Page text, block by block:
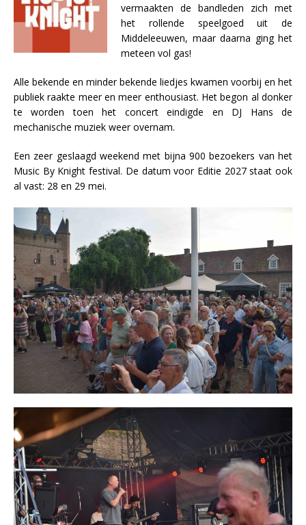
vermaakten de bandleden zich met
het rollende speelgoed uit de
Middeleeuwen, maar daarna ging het
meteen vol gas!
Alle bekende en minder bekende liedjes kwamen voorbij en het
publiek raakte meer en meer enthousiast. Het begon al donker
te worden toen het concert eindigde en DJ Hans de
mechanische muziek weer overnam.
Een zeer geslaagd weekend met bijna 900 bezoekers van het
Music By Knight festival. De datum voor Editie 2027 staat ook
al vast: 28 en 29 mei.